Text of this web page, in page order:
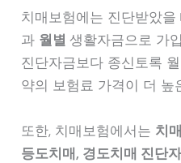
치매보험에는 진단받았을
과 월별생활자금으로 가
진단자금보다 종신토록
약의 보험료 가격이 더 높
또한, 치매보험에서는 치
등도치매, 경도치매 진단